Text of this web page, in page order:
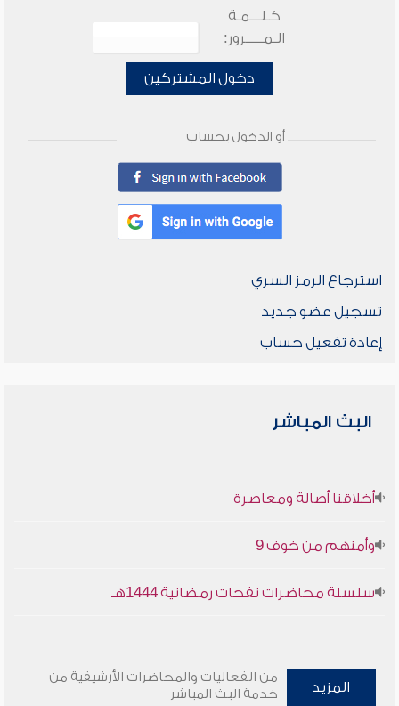
كـلـــمـة
الـمـــــرور:
دخول المشتركين
أو الدخول بحساب
استرجاع الرمز السري
تسجيل عضو جديد
إعادة تفعيل حساب
البث المباشر
أخلاقنا أصالة ومعاصرة
وأمنهم من خوف 9
سلسلة محاضرات نفحات رمضانية 1444هـ
المزيد
من الفعاليات والمحاضرات الأرشيفية من
خدمة البث المباشر